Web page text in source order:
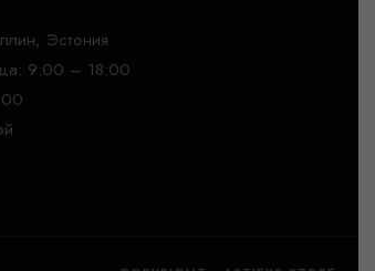
Эстония
9:00 – 18:00